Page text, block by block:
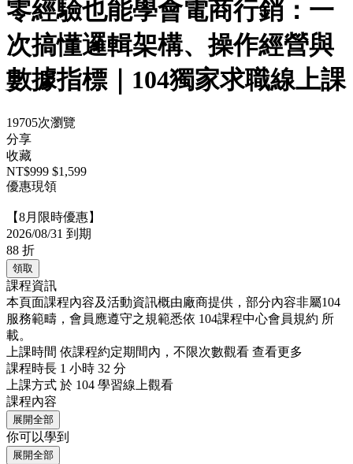
零經驗也能學會電商行銷：一
次搞懂邏輯架構、操作經營與
數據指標｜104獨家求職線上課
19705次瀏覽
分享
收藏
NT$999 $1,599
優惠現領
【8月限時優惠】
2026/08/31 到期
88 折
領取
課程資訊
本頁面課程內容及活動資訊概由廠商提供，部分內容非屬104
服務範疇，會員應遵守之規範悉依 104課程中心會員規約 所
載。
上課時間 依課程約定期間內，不限次數觀看 查看更多
課程時長 1 小時 32 分
上課方式 於 104 學習線上觀看
課程內容
展開全部
你可以學到
展開全部